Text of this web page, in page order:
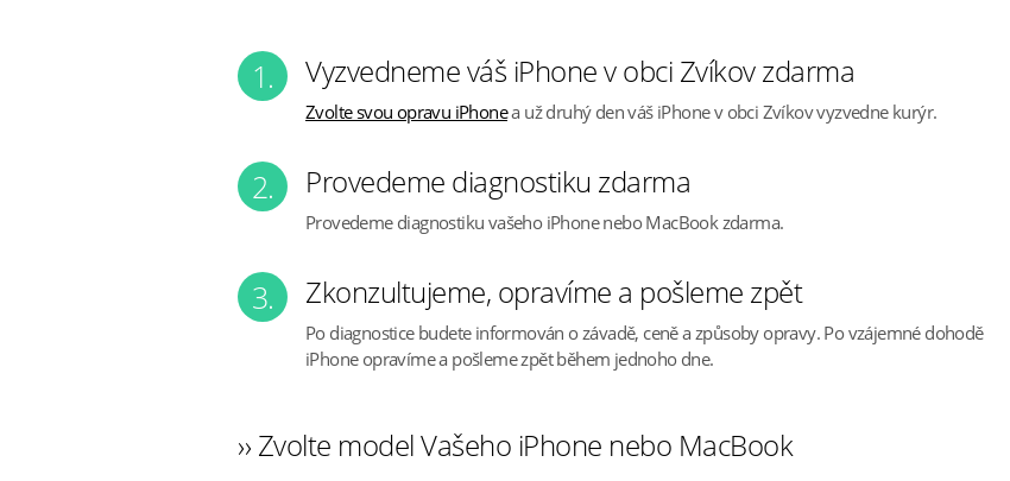
1. Vyzvedneme váš iPhone v obci Zvíkov zdarma
Zvolte svou opravu iPhonea už druhý den váš iPhone v obci Zvíkov vyzvedne kurýr.
2. Provedeme diagnostiku zdarma
Provedeme diagnostiku vašeho iPhone nebo MacBook zdarma.
3. Zkonzultujeme, opravíme a pošleme zpět
Po diagnostice budete informován o závadě, ceně a způsoby opravy. Po vzájemné dohodě
iPhone opravíme a pošleme zpět během jednoho dne.
›› Zvolte model Vašeho iPhone nebo MacBook